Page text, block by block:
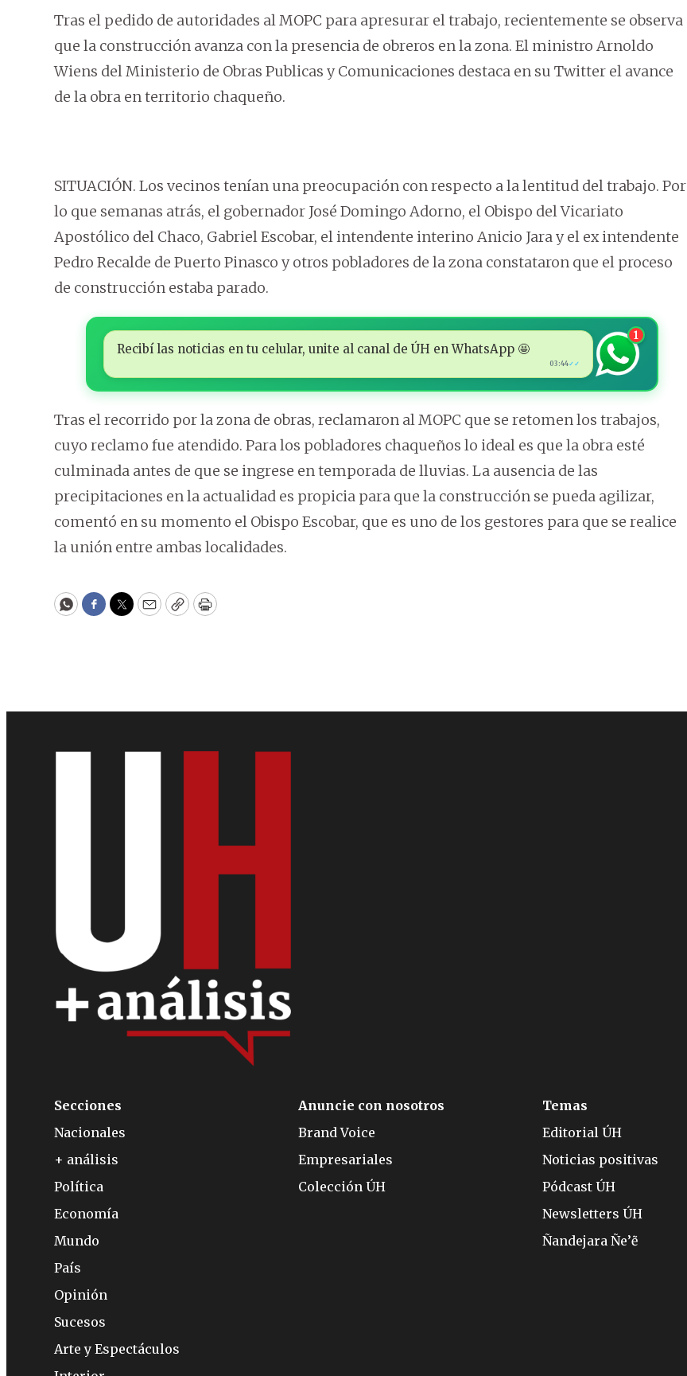
Tras el pedido de autoridades al MOPC para apresurar el trabajo, recientemente se observa
que la construcción avanza con la presencia de obreros en la zona. El ministro Arnoldo
Wiens del Ministerio de Obras Publicas y Comunicaciones destaca en su Twitter el avance
de la obra en territorio chaqueño.
SITUACIÓN. Los vecinos tenían una preocupación con respecto a la lentitud del trabajo. Por
lo que semanas atrás, el gobernador José Domingo Adorno, el Obispo del Vicariato
Apostólico del Chaco, Gabriel Escobar, el intendente interino Anicio Jara y el ex intendente
Pedro Recalde de Puerto Pinasco y otros pobladores de la zona constataron que el proceso
de construcción estaba parado.
Recibí las noticias en tu celular, unite al canal de ÚH en WhatsApp 🤩
03:44✓✓
1
Tras el recorrido por la zona de obras, reclamaron al MOPC que se retomen los trabajos,
cuyo reclamo fue atendido. Para los pobladores chaqueños lo ideal es que la obra esté
culminada antes de que se ingrese en temporada de lluvias. La ausencia de las
precipitaciones en la actualidad es propicia para que la construcción se pueda agilizar,
comentó en su momento el Obispo Escobar, que es uno de los gestores para que se realice
la unión entre ambas localidades.
WhatsApp
Facebook
Twitter
EmailCopyPrint
Secciones
Nacionales
+ análisis
Política
Economía
Mundo
País
Opinión
Sucesos
Arte y Espectáculos
Anuncie con nosotros
Brand Voice
Empresariales
Colección ÚH
Temas
Editorial ÚH
Noticias positivas
Pódcast ÚH
Newsletters ÚH
Ñandejara Ñe’ẽ